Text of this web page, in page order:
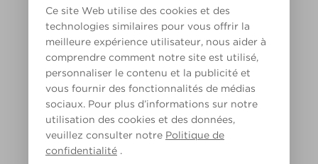
Ce site Web utilise des cookies et des
technologies similaires pour vous offrir la
meilleure expérience utilisateur, nous aider à
comprendre comment notre site est utilisé,
personnaliser le contenu et la publicité et
vous fournir des fonctionnalités de médias
sociaux. Pour plus d’informations sur notre
utilisation des cookies et des données,
veuillez consulter notre Politique de
confidentialité .
Lumière chaude